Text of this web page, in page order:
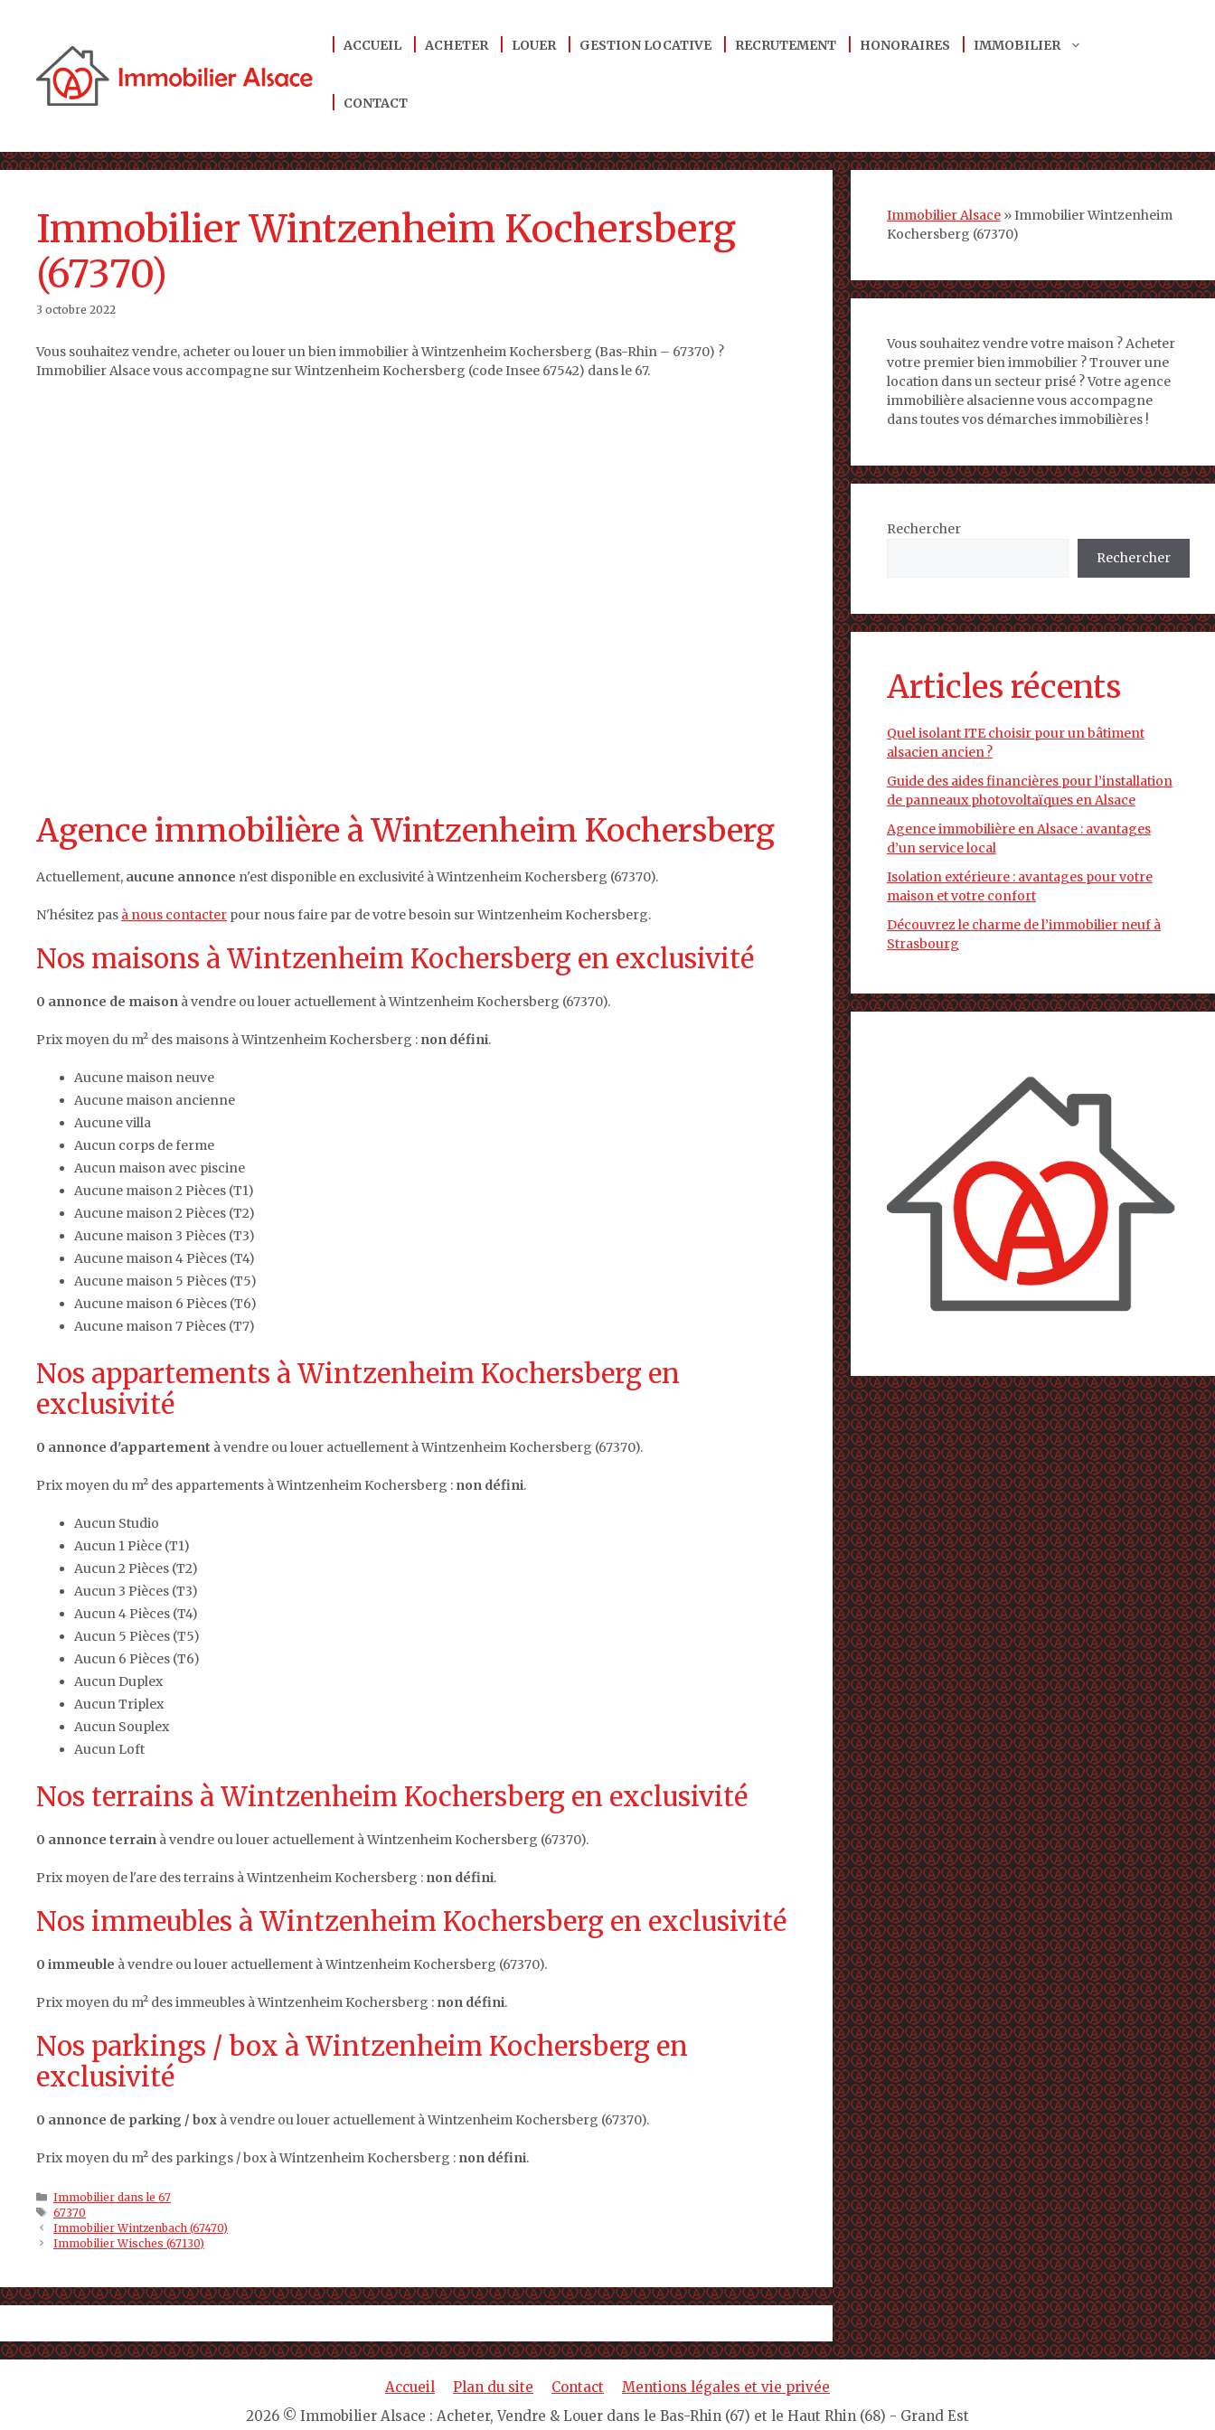
ACCUEIL ACHETER LOUER GESTION LOCATIVE RECRUTEMENT HONORAIRES IMMOBILIER
CONTACT
Immobilier Wintzenheim Kochersberg
(67370)
3 octobre 2022
Vous souhaitez vendre, acheter ou louer un bien immobilier à Wintzenheim Kochersberg (Bas-Rhin – 67370) ?
Immobilier Alsace vous accompagne sur Wintzenheim Kochersberg (code Insee 67542) dans le 67.
Agence immobilière à Wintzenheim Kochersberg
Actuellement, aucune annonce n'est disponible en exclusivité à Wintzenheim Kochersberg (67370).
N'hésitez pas à nous contacter pour nous faire par de votre besoin sur Wintzenheim Kochersberg.
Nos maisons à Wintzenheim Kochersberg en exclusivité
0 annonce de maison à vendre ou louer actuellement à Wintzenheim Kochersberg (67370).
Prix moyen du m² des maisons à Wintzenheim Kochersberg : non défini.
Aucune maison neuve
Aucune maison ancienne
Aucune villa
Aucun corps de ferme
Aucun maison avec piscine
Aucune maison 2 Pièces (T1)
Aucune maison 2 Pièces (T2)
Aucune maison 3 Pièces (T3)
Aucune maison 4 Pièces (T4)
Aucune maison 5 Pièces (T5)
Aucune maison 6 Pièces (T6)
Aucune maison 7 Pièces (T7)
Nos appartements à Wintzenheim Kochersberg en
exclusivité
0 annonce d'appartement à vendre ou louer actuellement à Wintzenheim Kochersberg (67370).
Prix moyen du m² des appartements à Wintzenheim Kochersberg : non défini.
Aucun Studio
Aucun 1 Pièce (T1)
Aucun 2 Pièces (T2)
Aucun 3 Pièces (T3)
Aucun 4 Pièces (T4)
Aucun 5 Pièces (T5)
Aucun 6 Pièces (T6)
Aucun Duplex
Aucun Triplex
Aucun Souplex
Aucun Loft
Nos terrains à Wintzenheim Kochersberg en exclusivité
0 annonce terrain à vendre ou louer actuellement à Wintzenheim Kochersberg (67370).
Prix moyen de l'are des terrains à Wintzenheim Kochersberg : non défini.
Nos immeubles à Wintzenheim Kochersberg en exclusivité
0 immeuble à vendre ou louer actuellement à Wintzenheim Kochersberg (67370).
Prix moyen du m² des immeubles à Wintzenheim Kochersberg : non défini.
Nos parkings / box à Wintzenheim Kochersberg en
exclusivité
0 annonce de parking / box à vendre ou louer actuellement à Wintzenheim Kochersberg (67370).
Prix moyen du m² des parkings / box à Wintzenheim Kochersberg : non défini.
Catégories
Immobilier dans le 67
Étiquettes
67370
Immobilier Wintzenbach (67470)
Immobilier Wisches (67130)
Immobilier Alsace»Immobilier Wintzenheim
Kochersberg (67370)
Vous souhaitez vendre votre maison ? Acheter
votre premier bien immobilier ? Trouver une
location dans un secteur prisé ? Votre agence
immobilière alsacienne vous accompagne
dans toutes vos démarches immobilières !
Rechercher
Rechercher
Articles récents
Quel isolant ITE choisir pour un bâtiment
alsacien ancien ?
Guide des aides financières pour l’installation
de panneaux photovoltaïques en Alsace
Agence immobilière en Alsace : avantages
d’un service local
Isolation extérieure : avantages pour votre
maison et votre confort
Découvrez le charme de l’immobilier neuf à
Strasbourg
Accueil Plan du site Contact
Mentions légales et vie privée
2026 © Immobilier Alsace : Acheter, Vendre & Louer dans le Bas-Rhin (67) et le Haut Rhin (68) - Grand Est